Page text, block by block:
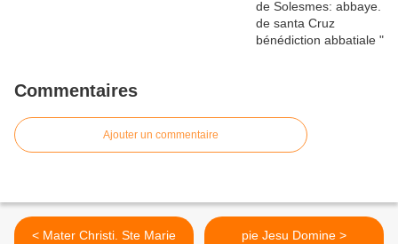
Commentaires
Ajouter un commentaire
< Mater Christi. Ste Marie
pie Jesu Domine >